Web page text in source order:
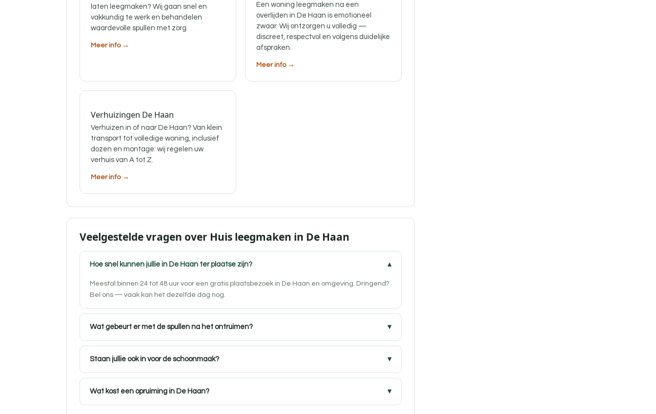
laten leegmaken? Wij gaan snel en
vakkundig te werk en behandelen
waardevolle spullen met zorg.
Meer info →
Een woning leegmaken na een
overlijden in De Haan is emotioneel
zwaar. Wij ontzorgen u volledig —
discreet, respectvol en volgens duidelijke
afspraken.
Meer info →
Verhuizingen De Haan
Verhuizen in of naar De Haan? Van klein
transport tot volledige woning, inclusief
dozen en montage: wij regelen uw
verhuis van A tot Z.
Meer info →
Veelgestelde vragen over Huis leegmaken in De Haan
Hoe snel kunnen jullie in De Haan ter plaatse zijn?
Meestal binnen 24 tot 48 uur voor een gratis plaatsbezoek in De Haan en omgeving. Dringend?
Bel ons — vaak kan het dezelfde dag nog.
Wat gebeurt er met de spullen na het ontruimen?
Staan jullie ook in voor de schoonmaak?
Wat kost een opruiming in De Haan?